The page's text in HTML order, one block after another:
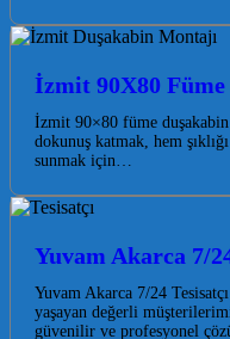
İzmit 90X80
İzmit 90×80 füme
dokunuş katmak, hem
sunmak için…
Yuvam Akarca 7/
Yuvam Akarca 7/24
yaşayan değerli
güvenilir ve profesyonel